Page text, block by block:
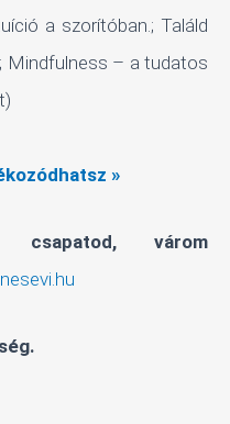
a szorítóban.; Találd
Mindfulness – a tudatos
»
várom